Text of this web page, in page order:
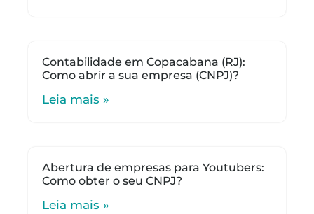
Contabilidade em Copacabana (RJ):
Como abrir a sua empresa (CNPJ)?
Leia mais »
Abertura de empresas para Youtubers:
Como obter o seu CNPJ?
Leia mais »